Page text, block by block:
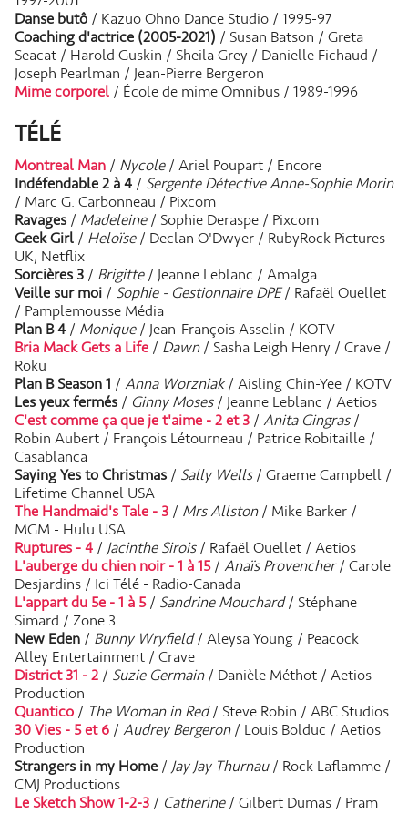
Danse butô/ Kazuo Ohno Dance Studio / 1995-97
Coaching d'actrice (2005-2021) / Susan Batson / Greta
Seacat / Harold Guskin / Sheila Grey / Danielle Fichaud /
Joseph Pearlman / Jean-Pierre Bergeron
Mime corporel/ École de mime Omnibus / 1989-1996
TÉLÉ
Montreal Man/ Nycole/ Ariel Poupart / Encore
Indéfendable 2 à 4/ Sergente Détective Anne-Sophie Morin
/ Marc G. Carbonneau / Pixcom
Ravages/ Madeleine/ Sophie Deraspe / Pixcom
Geek Girl/ Heloïse/ Declan O'Dwyer / RubyRock Pictures
UK, Netflix
Sorcières 3/ Brigitte/ Jeanne Leblanc / Amalga
Veille sur moi/ Sophie - Gestionnaire DPE/ Rafaël Ouellet
/ Pamplemousse Média
Plan B 4/ Monique/ Jean-François Asselin / KOTV
Bria Mack Gets a Life/ Dawn/ Sasha Leigh Henry / Crave /
Roku
Plan B Season 1 / Anna Worzniak/ Aisling Chin-Yee / KOTV
Les yeux fermés/ Ginny Moses/ Jeanne Leblanc / Aetios
C'est comme ça que je t'aime - 2 et 3/ Anita Gingras/
Robin Aubert / François Létourneau / Patrice Robitaille /
Casablanca
Saying Yes to Christmas/ Sally Wells/ Graeme Campbell /
Lifetime Channel USA
The Handmaid's Tale - 3/ Mrs Allston/ Mike Barker /
MGM - Hulu USA
Ruptures - 4/ Jacinthe Sirois/ Rafaël Ouellet / Aetios
L'auberge du chien noir - 1 à 15/ Anaïs Provencher/ Carole
Desjardins / Ici Télé - Radio-Canada
L'appart du 5e - 1 à 5/ Sandrine Mouchard/ Stéphane
Simard / Zone 3
New Eden/ Bunny Wryfield/ Aleysa Young / Peacock
Alley Entertainment / Crave
District 31 - 2/ Suzie Germain/ Danièle Méthot / Aetios
Production
Quantico/ The Woman in Red/ Steve Robin / ABC Studios
30 Vies - 5 et 6/ Audrey Bergeron/ Louis Bolduc / Aetios
Production
Strangers in my Home/ Jay Jay Thurnau/ Rock Laflamme /
CMJ Productions
Le Sketch Show 1-2-3/ Catherine/ Gilbert Dumas / Pram